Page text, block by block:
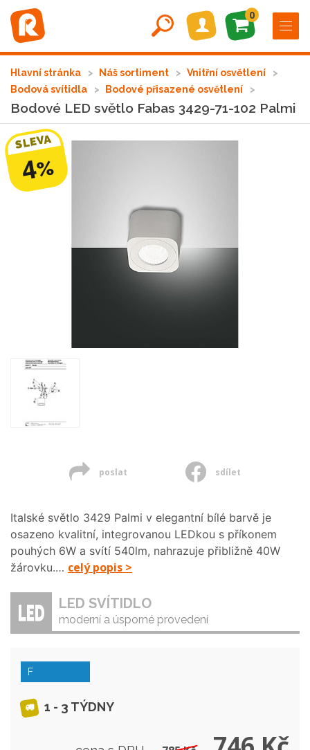
0
Hlavní stránka Náš sortiment
Vnitřní osvětlení
Bodová svítidla
Bodové přisazené osvětlení
Bodové LED světlo Fabas 3429-71-102 Palmi
SLEVA
4%
poslat sdílet
Italské světlo 3429 Palmi v elegantní bílé barvě je
osazeno kvalitní, integrovanou LEDkou s příkonem
pouhých 6W a svítí 540lm, nahrazuje přibližně 40W
žárovku.… celý popis >
LED SVÍTIDLO
moderní a úsporné provedení
F
1 - 3 TÝDNY